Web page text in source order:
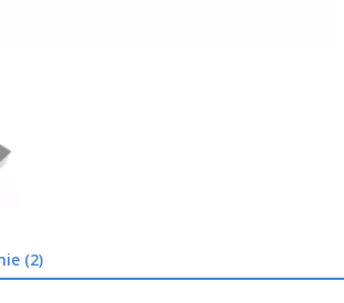
(2)